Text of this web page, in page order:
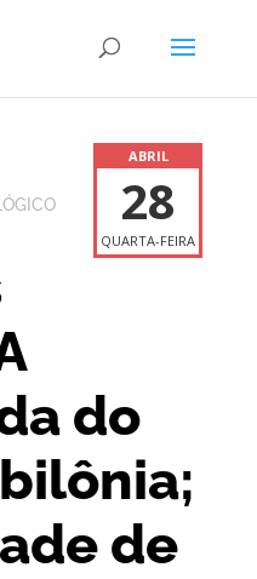
ABRIL
28
QUARTA-FEIRA
do
de